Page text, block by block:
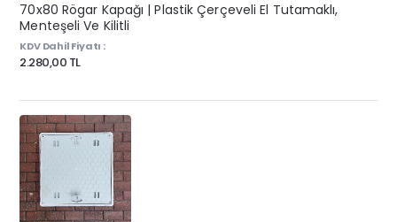
70x80 Rögar Kapağı | Plastik Çerçeveli El Tutamaklı,
Menteşeli Ve Kilitli
KDV Dahil Fiyatı :
2.280,00 TL